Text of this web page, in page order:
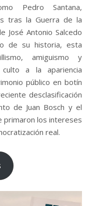
Pedro Santana,
tras la Guerra de la
José Antonio Salcedo
de su historia, esta
amiguismo y
a la apariencia
público en botín
desclasificación
de Juan Bosch y el
primaron los intereses
real.